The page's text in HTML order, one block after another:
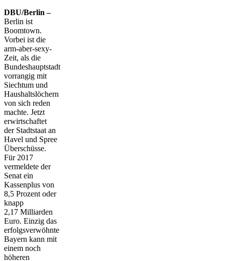
DBU/Berlin –
Berlin ist
Boomtown.
Vorbei ist die
arm-aber-sexy-
Zeit, als die
Bundeshauptstadt
vorrangig mit
Siechtum und
Haushaltslöchern
von sich reden
machte. Jetzt
erwirtschaftet
der Stadtstaat an
Havel und Spree
Überschüsse.
Für 2017
vermeldete der
Senat ein
Kassenplus von
8,5 Prozent oder
knapp
2,17 Milliarden
Euro. Einzig das
erfolgsverwöhnte
Bayern kann mit
einem noch
höheren